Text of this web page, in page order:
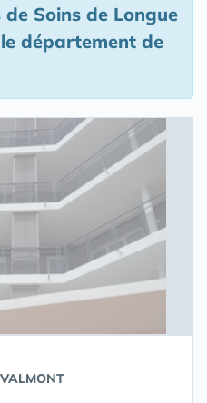
de Soins de Longue
département de